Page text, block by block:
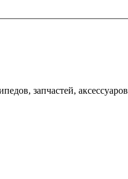
запчастей, аксессуаров